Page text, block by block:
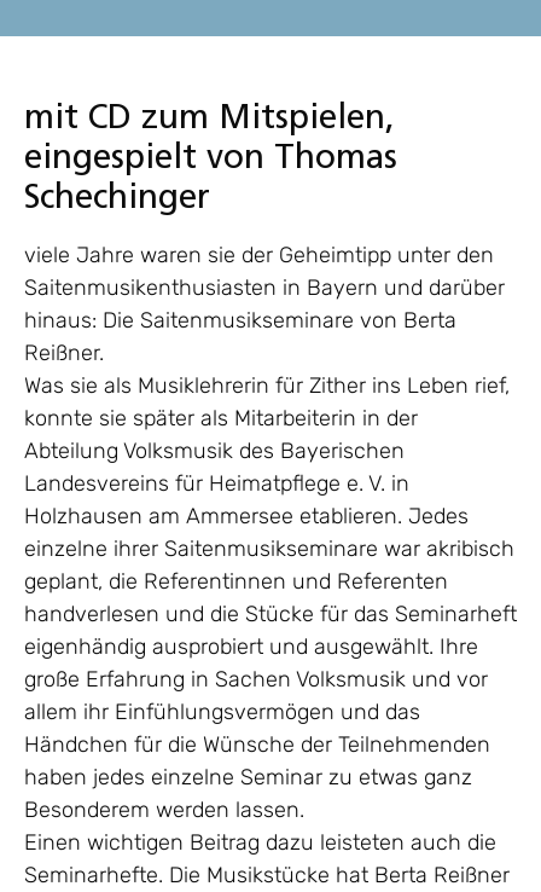
mit CD zum Mitspielen,
eingespielt von Thomas
Schechinger
viele Jahre waren sie der Geheimtipp unter den
Saitenmusikenthusiasten in Bayern und darüber
hinaus: Die Saitenmusikseminare von Berta
Reißner.
Was sie als Musiklehrerin für Zither ins Leben rief,
konnte sie später als Mitarbeiterin in der
Abteilung Volksmusik des Bayerischen
Landesvereins für Heimatpflege e. V. in
Holzhausen am Ammersee etablieren. Jedes
einzelne ihrer Saitenmusikseminare war akribisch
geplant, die Referentinnen und Referenten
handverlesen und die Stücke für das Seminarheft
eigenhändig ausprobiert und ausgewählt. Ihre
große Erfahrung in Sachen Volksmusik und vor
allem ihr Einfühlungsvermögen und das
Händchen für die Wünsche der Teilnehmenden
haben jedes einzelne Seminar zu etwas ganz
Besonderem werden lassen.
Einen wichtigen Beitrag dazu leisteten auch die
Seminarhefte. Die Musikstücke hat Berta Reißner